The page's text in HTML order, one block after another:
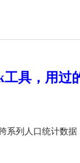
具，用过
列人口统计数